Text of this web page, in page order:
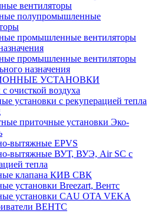
вентиляторы
полупромышленные
промышленные вентиляторы
промышленные вентиляторы
назначения
УСТАНОВКИ
очисткой воздуха
установки с рекуперацией тепла
приточные установки Эко-
вытяжные EPVS
вытяжные ВУТ, ВУЭ, Air SC с
тепла
клапана КИВ СВК
установки Breezart, Вентс
установки CAU OTA VEKA
ВЕНТС